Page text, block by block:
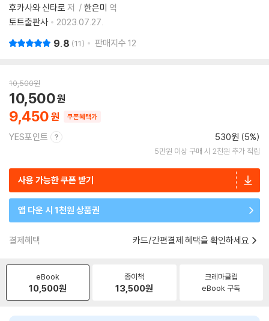
후카사와 신타로 저 한은미 역
토트출판사
2023.07.27.
9.8 11 판매지수 12
10,500원
9,450
10,500
쿠폰혜택가
YES포인트 530원 (5%)
5만원 이상 구매 시 2천원 추가 적립
사용 가능한 쿠폰 받기
앱 다운 시 1천원 상품권
결제혜택 카드/간편결제 혜택을 확인하세요
eBook
10,500원
종이책
13,500원
크레마클럽
eBook 구독